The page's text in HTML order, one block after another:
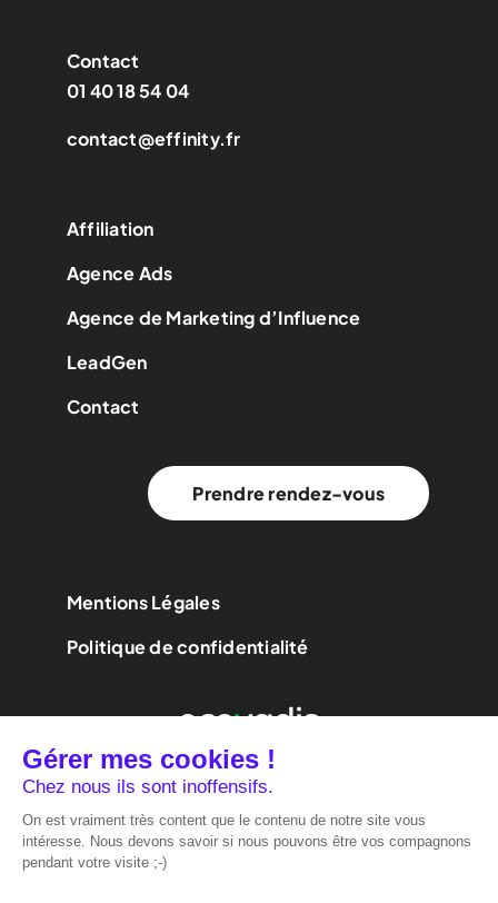
Contact
01 40 18 54 04
contact@effinity.fr
Affiliation
Agence Ads
Agence de Marketing d’Influence
LeadGen
Contact
Prendre rendez-vous
Mentions Légales
Politique de confidentialité
We are